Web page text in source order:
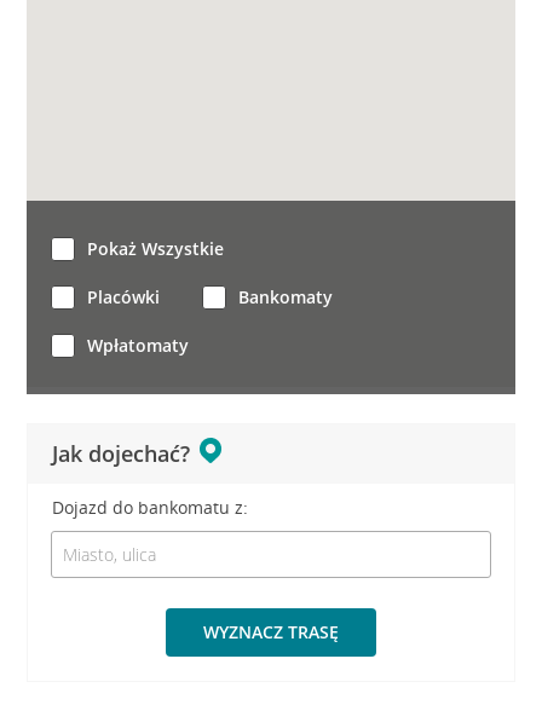
Jak dojechać?
Dojazd do bankomatu z:
WYZNACZ TRASĘ
Pokaż Wszystkie
Placówki Bankomaty
Wpłatomaty